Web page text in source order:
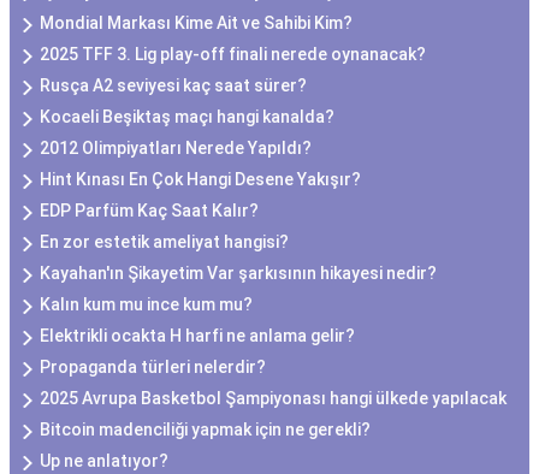
Mondial Markası Kime Ait ve Sahibi Kim?
2025 TFF 3. Lig play-off finali nerede oynanacak?
Rusça A2 seviyesi kaç saat sürer?
Kocaeli Beşiktaş maçı hangi kanalda?
2012 Olimpiyatları Nerede Yapıldı?
Hint Kınası En Çok Hangi Desene Yakışır?
EDP Parfüm Kaç Saat Kalır?
En zor estetik ameliyat hangisi?
Kayahan'ın Şikayetim Var şarkısının hikayesi nedir?
Kalın kum mu ince kum mu?
Elektrikli ocakta H harfi ne anlama gelir?
Propaganda türleri nelerdir?
2025 Avrupa Basketbol Şampiyonası hangi ülkede yapılacak
Bitcoin madenciliği yapmak için ne gerekli?
Up ne anlatıyor?